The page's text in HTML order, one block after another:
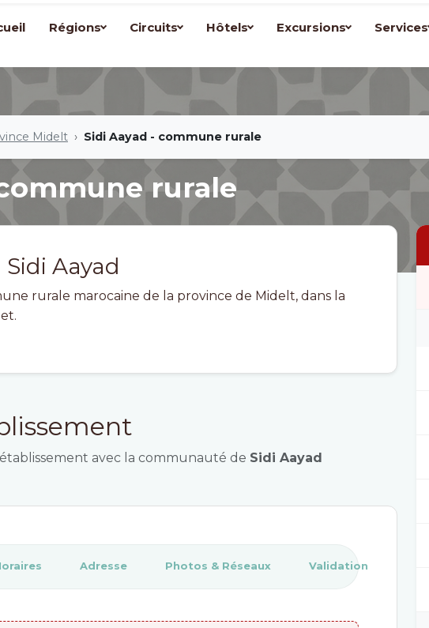
Régions Circuits Hôtels Excursions Services
Midelt Sidi Aayad - commune rurale
rurale
Aayad
rurale marocaine de la province de Midelt, dans la
avec la communauté de Sidi Aayad
Adresse Photos & Réseaux Validation